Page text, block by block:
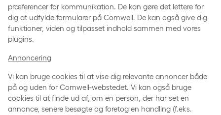
præferencer for kommunikation. De kan gøre det lettere for
dig at udfylde formularer på Comwell. De kan også give dig
funktioner, viden og tilpasset indhold sammen med vores
plugins.
Annoncering
Vi kan bruge cookies til at vise dig relevante annoncer både
på og uden for Comwell-webstedet. Vi kan også bruge
cookies til at finde ud af, om en person, der har set en
annonce, senere besøgte og foretog en handling (f.eks.